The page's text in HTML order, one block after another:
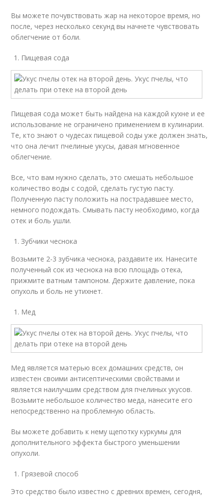
Вы можете почувствовать жар на некоторое время, но
после, через несколько секунд вы начнете чувствовать
облегчение от боли.
Пищевая сода
Пищевая сода может быть найдена на каждой кухне и ее
использование не ограничено применением в кулинарии.
Те, кто знают о чудесах пищевой соды уже должен знать,
что она лечит пчелиные укусы, давая мгновенное
облегчение.
Все, что вам нужно сделать, это смешать небольшое
количество воды с содой, сделать густую пасту.
Полученную пасту положить на пострадавшее место,
немного подождать. Смывать пасту необходимо, когда
отек и боль ушли.
Зубчики чеснока
Возьмите 2-3 зубчика чеснока, раздавите их. Нанесите
полученный сок из чеснока на всю площадь отека,
прижмите ватным тампоном. Держите давление, пока
опухоль и боль не утихнет.
Мед
Мед является матерью всех домашних средств, он
известен своими антисептическими свойствами и
является наилучшим средством для пчелиных укусов.
Возьмите небольшое количество меда, нанесите его
непосредственно на проблемную область.
Вы можете добавить к нему щепотку куркумы для
дополнительного эффекта быстрого уменьшении
опухоли.
Грязевой способ
Это средство было известно с древних времен, сегодня,